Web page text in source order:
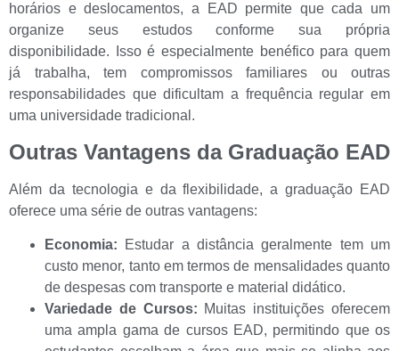
horários e deslocamentos, a EAD permite que cada um
organize seus estudos conforme sua própria
disponibilidade. Isso é especialmente benéfico para quem
já trabalha, tem compromissos familiares ou outras
responsabilidades que dificultam a frequência regular em
uma universidade tradicional.
Outras Vantagens da Graduação EAD
Além da tecnologia e da flexibilidade, a graduação EAD
oferece uma série de outras vantagens:
Economia: Estudar a distância geralmente tem um
custo menor, tanto em termos de mensalidades quanto
de despesas com transporte e material didático.
Variedade de Cursos: Muitas instituições oferecem
uma ampla gama de cursos EAD, permitindo que os